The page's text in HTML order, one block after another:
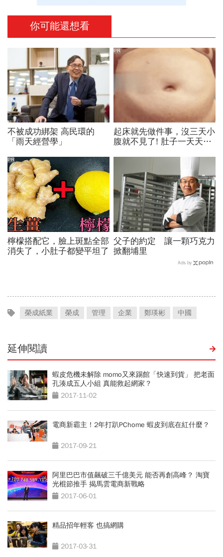
你可能還想看
不被成功綁架 高民環的
「雨天經營學」
起床就先做件事，沒三天小
腹就不見了! 肚子一天天變
PR
檸檬搭配它，臉上斑點全部
消失了，小肚子都變平坦了
PR
父子的約定 讓一顆巧克力
掀翻埔里
Ads by
榮成紙業 榮成 管理 企業 鄭瑛彬 中國
延伸閱讀
蝦皮危機未解除 momo又來踢館「快速到貨」 把老面
孔湊成五人小組 真能救起網家？
2017-11-02
電商新霸主！2年打趴PChome 蝦皮到底在紅什麼？
2017-09-21
阿里巴巴市值飆破三千億美元 能否再創高峰？ 淘寶
光棍節推手 揭馬雲電商新戰略
2017-06-01
精品招年輕客 也搞網購
2017-03-31